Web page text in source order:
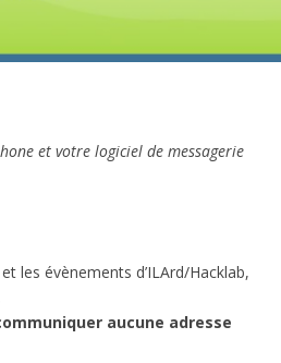
et votre logiciel de messagerie
les évènements d’ILArd/Hacklab,
aucune adresse